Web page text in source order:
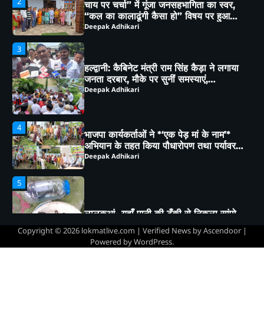
हल्द्वानी: कैबिनेट मंत्री राम सिंह कैड़ा ने लगाया
जनता दरबार, मौके पर सुनीं समस्याएं,
अधिकारियों को दिए सख्त निर्देश
4
भाजपा कार्यकर्ताओं ने *‘एक पेड़ मां के नाम’*
अभियान के तहत किया पौधारोपण तथा पर्यावरण
संरक्षण का लिया संकल्प
Deepak Adhikari
5
लालकुआं- यहाँ पानी की टँकी से निकला सांपो
का जखीरा, मचा हड़कंप।
भीमताल के नियोजित विकास को लेकर दर्जा
Copyright © 2026 lokmatlive.com | Verified News byAscendoor|
Powered byWordPress.